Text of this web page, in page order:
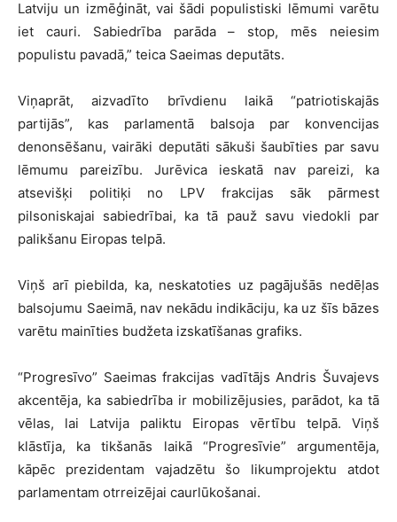
Latviju un izmēģināt, vai šādi populistiski lēmumi varētu
iet cauri. Sabiedrība parāda – stop, mēs neiesim
populistu pavadā,” teica Saeimas deputāts.
Viņaprāt, aizvadīto brīvdienu laikā “patriotiskajās
partijās”, kas parlamentā balsoja par konvencijas
denonsēšanu, vairāki deputāti sākuši šaubīties par savu
lēmumu pareizību. Jurēvica ieskatā nav pareizi, ka
atsevišķi politiķi no LPV frakcijas sāk pārmest
pilsoniskajai sabiedrībai, ka tā pauž savu viedokli par
palikšanu Eiropas telpā.
Viņš arī piebilda, ka, neskatoties uz pagājušās nedēļas
balsojumu Saeimā, nav nekādu indikāciju, ka uz šīs bāzes
varētu mainīties budžeta izskatīšanas grafiks.
“Progresīvo” Saeimas frakcijas vadītājs Andris Šuvajevs
akcentēja, ka sabiedrība ir mobilizējusies, parādot, ka tā
vēlas, lai Latvija paliktu Eiropas vērtību telpā. Viņš
klāstīja, ka tikšanās laikā “Progresīvie” argumentēja,
kāpēc prezidentam vajadzētu šo likumprojektu atdot
parlamentam otrreizējai caurlūkošanai.